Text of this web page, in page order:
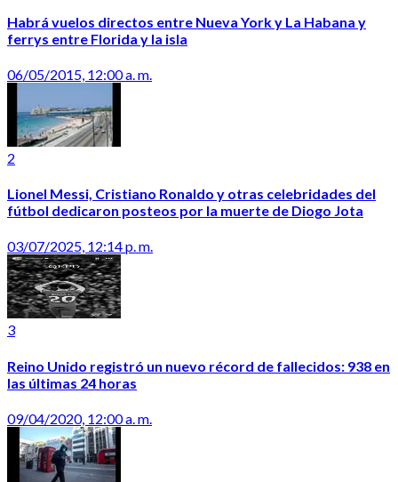
Habrá vuelos directos entre Nueva York y La Habana y
ferrys entre Florida y la isla
06/05/2015, 12:00 a. m.
2
Lionel Messi, Cristiano Ronaldo y otras celebridades del
fútbol dedicaron posteos por la muerte de Diogo Jota
03/07/2025, 12:14 p. m.
3
Reino Unido registró un nuevo récord de fallecidos: 938 en
las últimas 24 horas
09/04/2020, 12:00 a. m.